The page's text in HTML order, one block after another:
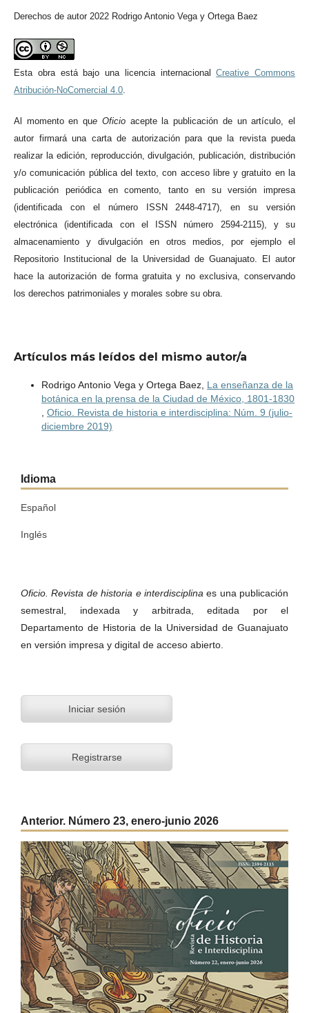
Derechos de autor 2022 Rodrigo Antonio Vega y Ortega Baez
Esta obra está bajo una licencia internacionalCreative Commons
Atribución-NoComercial 4.0.
Al momento en que Oficioacepte la publicación de un artículo, el
autor firmará una carta de autorización para que la revista pueda
realizar la edición, reproducción, divulgación, publicación, distribución
y/o comunicación pública del texto, con acceso libre y gratuito en la
publicación periódica en comento, tanto en su versión impresa
(identificada con el número ISSN 2448-4717), en su versión
electrónica (identificada con el ISSN número 2594-2115), y su
almacenamiento y divulgación en otros medios, por ejemplo el
Repositorio Institucional de la Universidad de Guanajuato. El autor
hace la autorización de forma gratuita y no exclusiva, conservando
los derechos patrimoniales y morales sobre su obra.
Artículos más leídos del mismo autor/a
Rodrigo Antonio Vega y Ortega Baez, La enseñanza de la
botánica en la prensa de la Ciudad de México, 1801-1830
, Oficio. Revista de historia e interdisciplina: Núm. 9 (julio-
diciembre 2019)
Idioma
Español
Inglés
Oficio. Revista de historia e interdisciplinaes una publicación
semestral, indexada y arbitrada, editada por el
Departamento de Historia de la Universidad de Guanajuato
en versión impresa y digital de acceso abierto.
Iniciar sesión
Registrarse
Anterior. Número 23, enero-junio 2026